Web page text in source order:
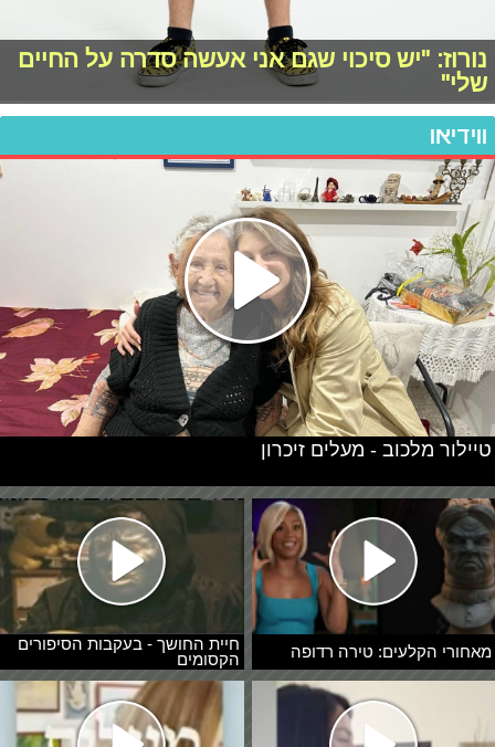
נורוז: "יש סיכוי שגם אני אעשה סדרה על החיים
שלי"
ווידיאו
מאחורי הקלעים: טירה רדופה
חיית החושך - בעקבות הסיפורים
הקסומים
טיילור מלכוב - מעלים זיכרון